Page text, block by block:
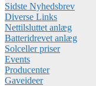
Sidste Nyhedsbrev
Diverse Links
Nettilsluttet anlæg
Batteridrevet anlæg
Solceller priser
Events
Producenter
Gaveideer